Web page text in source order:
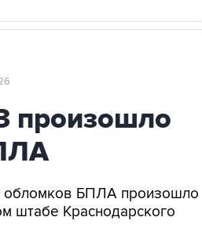
произошло
обломков БПЛА произошло
штабе Краснодарского